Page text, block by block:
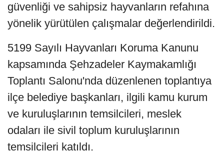
güvenliği ve sahipsiz hayvanların refahına
yönelik yürütülen çalışmalar değerlendirildi.
5199 Sayılı Hayvanları Koruma Kanunu
kapsamında Şehzadeler Kaymakamlığı
Toplantı Salonu'nda düzenlenen toplantıya
ilçe belediye başkanları, ilgili kamu kurum
ve kuruluşlarının temsilcileri, meslek
odaları ile sivil toplum kuruluşlarının
temsilcileri katıldı.